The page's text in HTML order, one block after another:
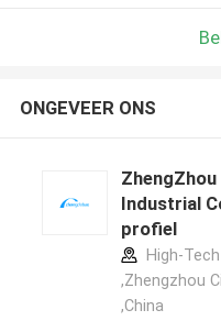
ONGEVEER ONS
Industrial
profiel
High-
,Zhengzhou
,China